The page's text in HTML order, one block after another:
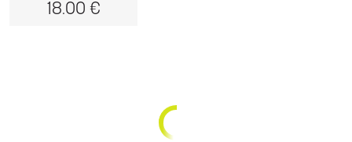
18.00 €